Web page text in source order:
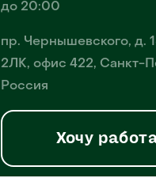
до 20:00
пр. Чернышевского, д.
2ЛК, офис 422, Санкт-
Россия
Хочу